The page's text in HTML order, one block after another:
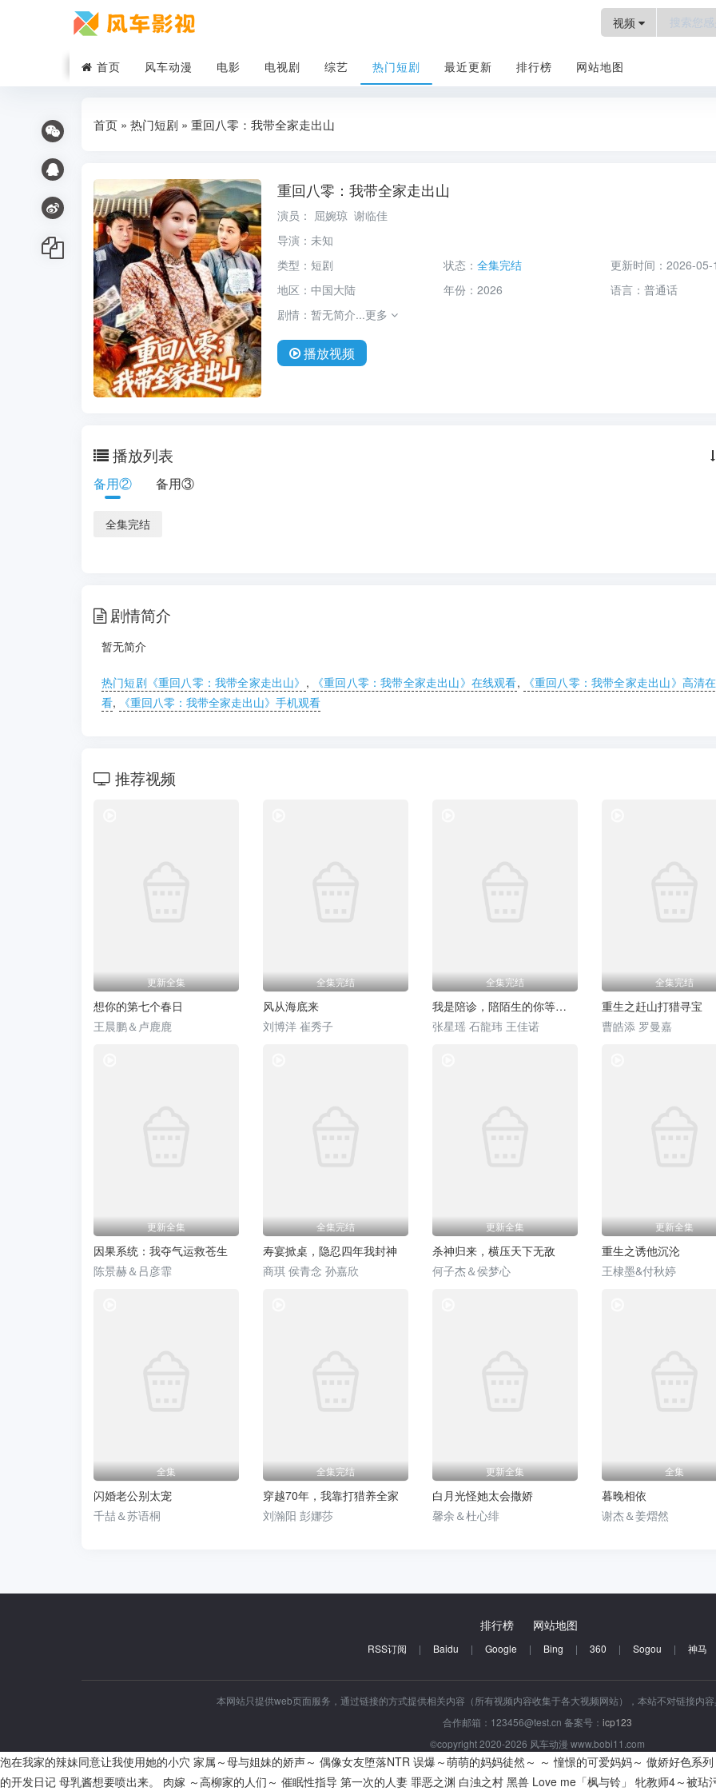
视频
首页 风车动漫 电影 电视剧 综艺 热门短剧 最近更新 排行榜 网站地图
首页 » 热门短剧 » 重回八零：我带全家走出山
热门短剧
重回八零：我带全家走出山
演员： 屈婉琼 谢临佳
导演： 未知
类型： 短剧 状态：全集完结 更新时间： 2026-05-
地区： 中国大陆 年份：2026 语言： 普通话
剧情： 暂无简介...更多
播放视频
播放列表
备用② 备用③
全集完结
剧情简介
暂无简介
热门短剧《重回八零：我带全家走出山》 , 《重回八零：我带全家走出山》在线观看,
《重回八零：我带全家走出山》高清
看, 《重回八零：我带全家走出山》手机观看
推荐视频
更新全集
想你的第七个春日
王晨鹏＆卢鹿鹿
全集完结
风从海底来
刘博洋 崔秀子
全集完结
我是陪诊，陪陌生的你等一个结果
张星瑶 石龍玮 王佳诺
全集完结
重生之赶山打猎寻宝
曹皓添 罗曼嘉
更新全集
因果系统：我夺气运救苍生
陈景赫＆吕彦霏
全集完结
寿宴掀桌，隐忍四年我封神
商琪 侯青念 孙嘉欣
更新全集
杀神归来，横压天下无敌
何子杰＆侯梦心
更新全集
重生之诱他沉沦
王棣墨&付秋婷
全集
闪婚老公别太宠
千喆＆苏语桐
全集完结
穿越70年，我靠打猎养全家
刘瀚阳 彭娜莎
更新全集
白月光怪她太会撒娇
馨余＆杜心绯
全集
暮晚相依
谢杰＆姜熠然
排行榜 网站地图
RSS订阅 | Baidu | Google | Bing | 360 | Sogou | 神马
本网站只提供web页面服务，通过链接的方式提供相关内容（所有视频内容收集于各大视频网站），本站不对链接内
合作邮箱：123456@test.cn 备案号： icp123
©copyright 2020-2026 风车动漫 www.bobi11.com
泡在我家的辣妹同意让我使用她的小穴 家属～母与姐妹的娇声～ 偶像女友堕落NTR 误爆～萌萌的妈妈徒然～ ～ 憧憬的可爱妈妈～ 傲娇好色系列
的开发日记 母乳酱想要喷出来。 肉嫁 ～高柳家的人们～ 催眠性指导 第一次的人妻 罪恶之渊 白浊之村 黑兽 Love me「枫与铃」 牝教师4～被玷